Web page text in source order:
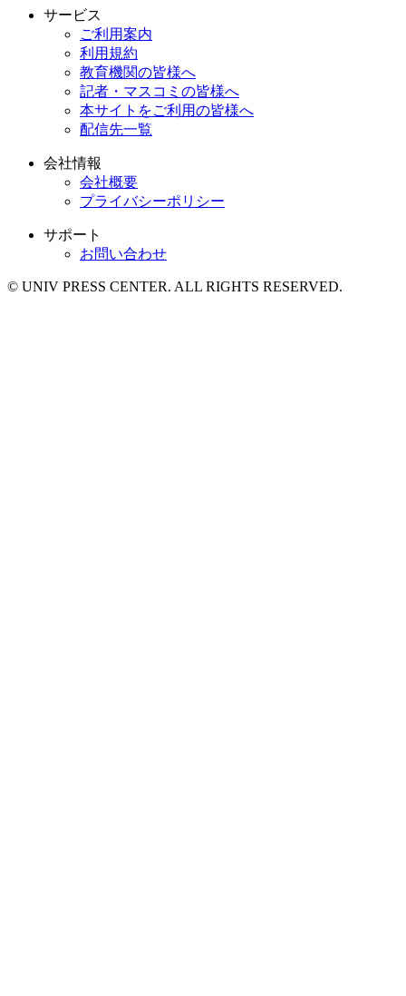
サービス
ご利用案内
利用規約
教育機関の皆様へ
記者・マスコミの皆様へ
本サイトをご利用の皆様へ
配信先一覧
会社情報
会社概要
プライバシーポリシー
サポート
お問い合わせ
© UNIV PRESS CENTER. ALL RIGHTS RESERVED.